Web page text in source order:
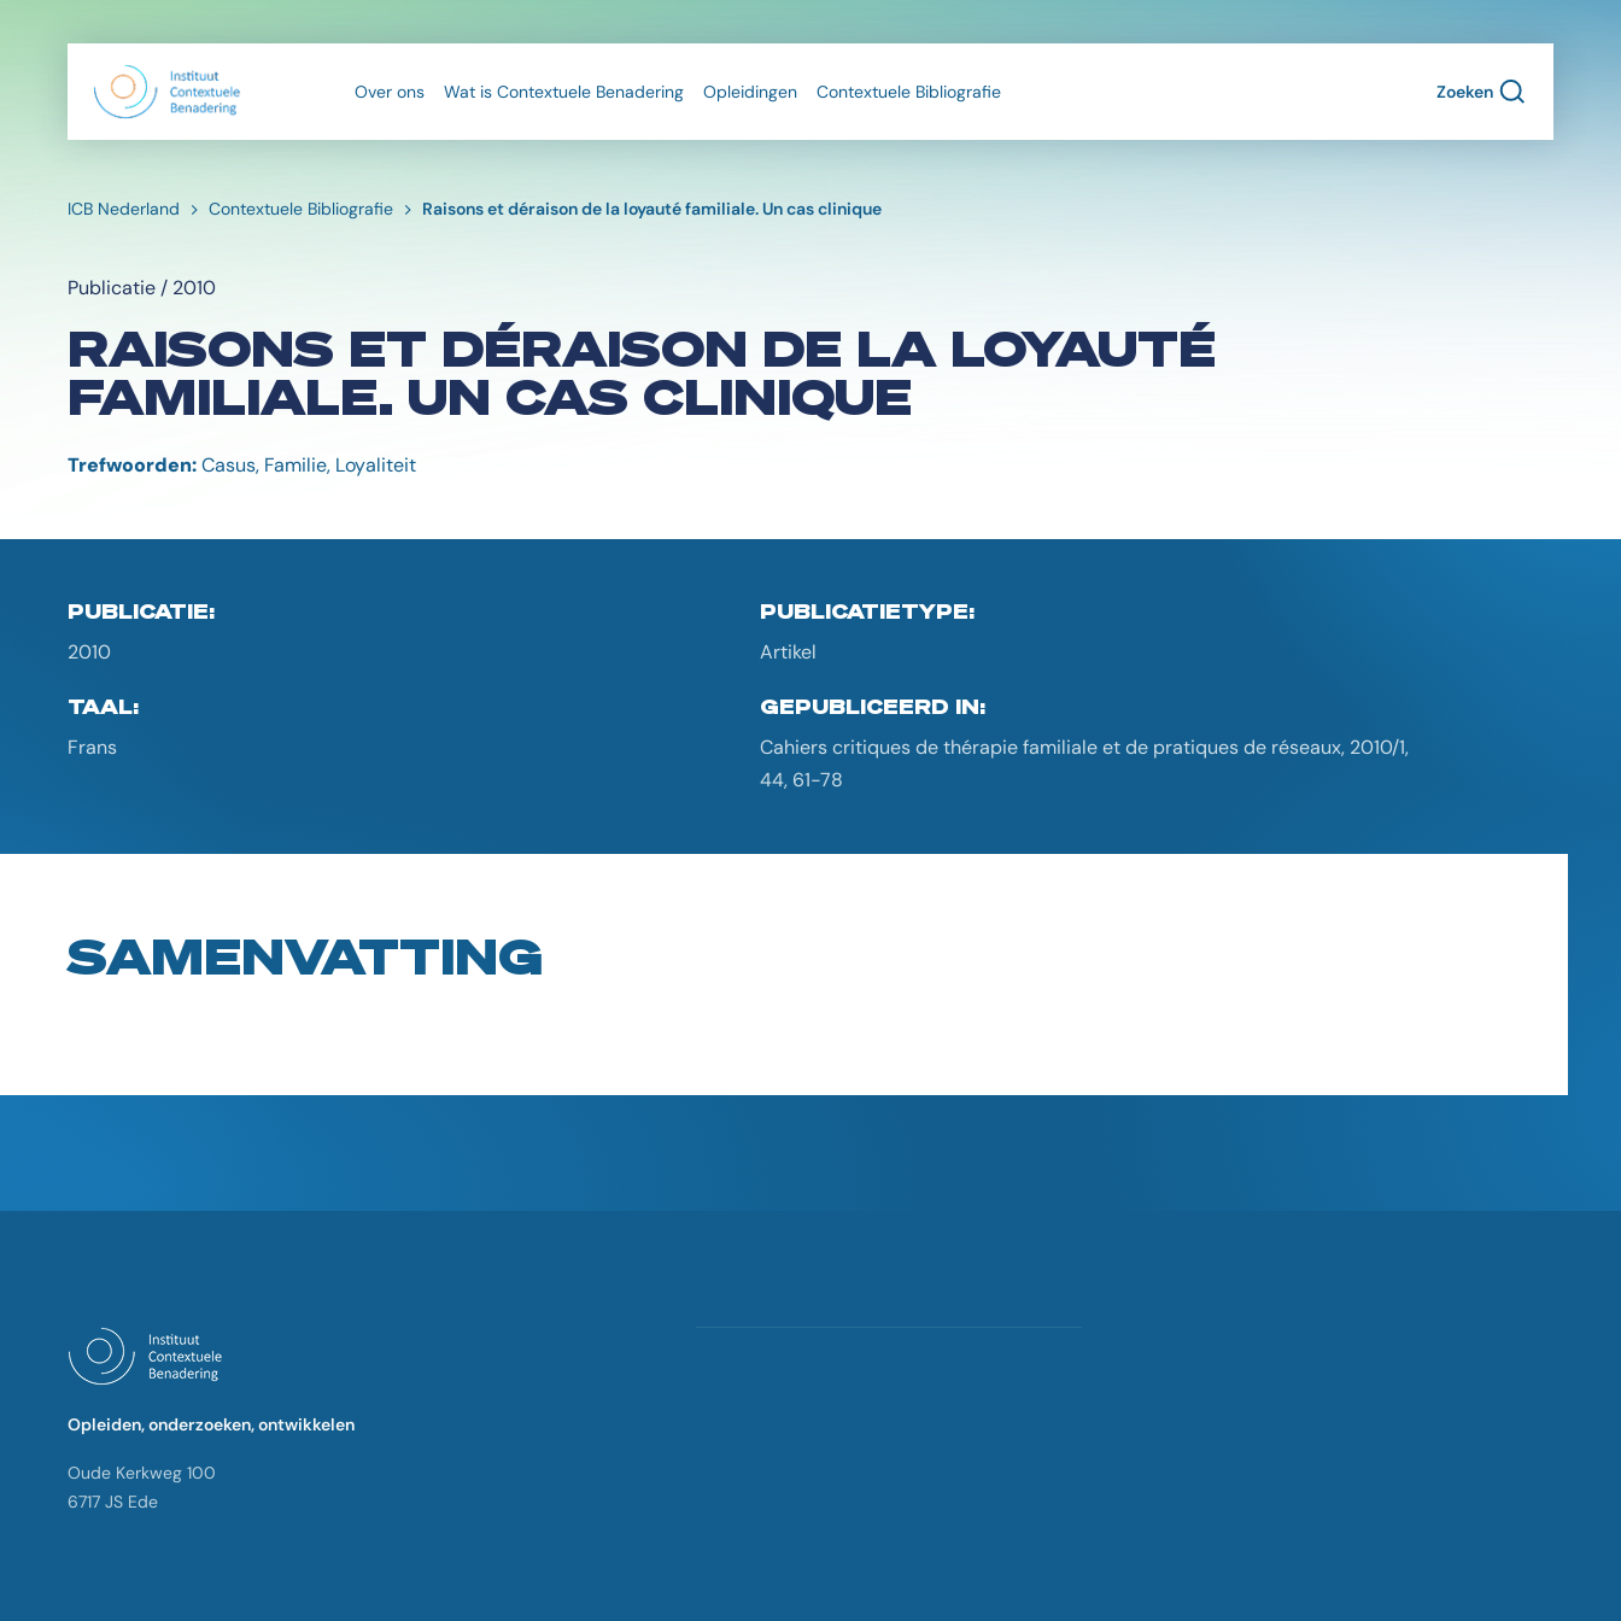
Over ons Wat is Contextuele Benadering Opleidingen Contextuele Bibliografie Zoeken
ICB Nederland Contextuele Bibliografie Raisons et déraison de la loyauté familiale. Un cas clinique
Publicatie / 2010
RAISONS ET DÉRAISON DE LA LOYAUTÉ
FAMILIALE. UN CAS CLINIQUE
Trefwoorden:Casus, Familie, Loyaliteit
PUBLICATIE:
2010
PUBLICATIETYPE:
Artikel
TAAL:
Frans
GEPUBLICEERD IN:
Cahiers critiques de thérapie familiale et de pratiques de réseaux, 2010/1,
44, 61-78
SAMENVATTING
Opleiden, onderzoeken, ontwikkelen
Oude Kerkweg 100
6717 JS Ede